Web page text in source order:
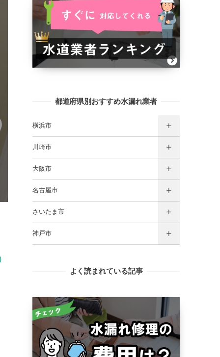
都道府県別おすすめ水漏れ業者
横浜市
川崎市
大阪市
名古屋市
さいたま市
神戸市
よく読まれている記事